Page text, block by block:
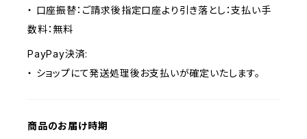
・ 口座振替：ご請求後指定口座より引き落とし：支払い手
数料：無料
PayPay決済:
・ ショップにて発送処理後お支払いが確定いたします。
商品のお届け時期